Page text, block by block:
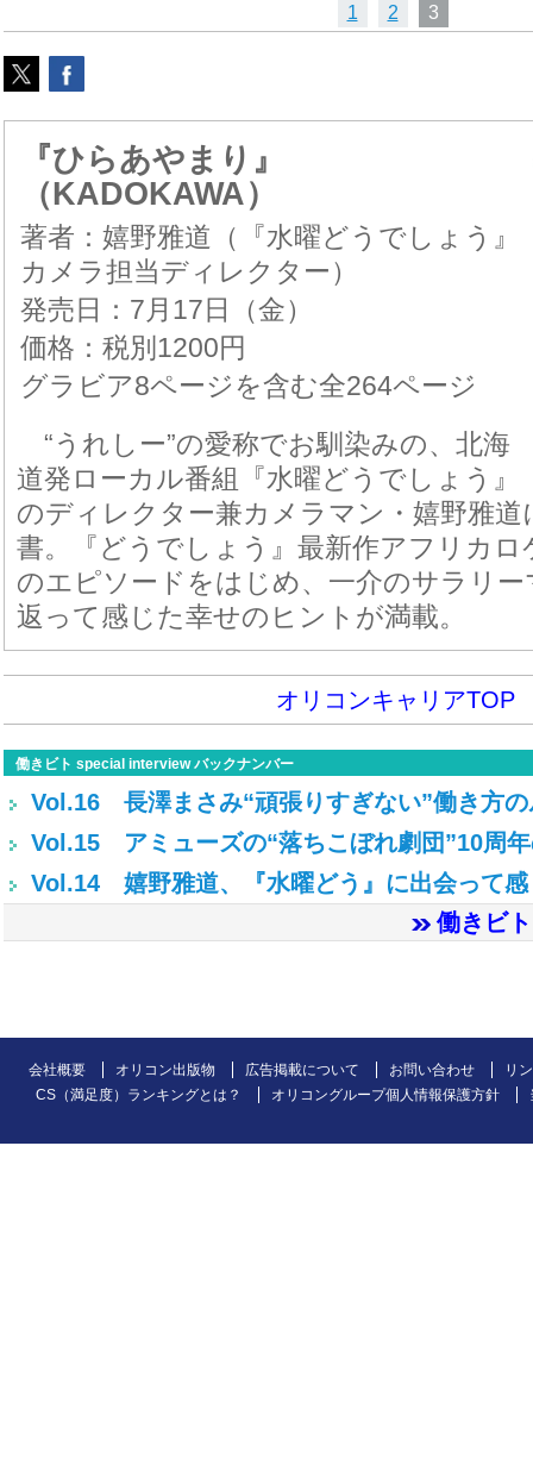
1 2 3
『ひらあやまり』
（KADOKAWA）
著者：嬉野雅道（『水曜どうでしょう』
カメラ担当ディレクター）
発売日：7月17日（金）
価格：税別1200円
グラビア8ページを含む全264ページ
“うれしー”の愛称でお馴染みの、北海
道発ローカル番組『水曜どうでしょう』
のディレクター兼カメラマン・嬉野雅道
書。『どうでしょう』最新作アフリカロ
のエピソードをはじめ、一介のサラリ
返って感じた幸せのヒントが満載。
オリコンキャリアTOP
働きビト special interview バックナンバー
Vol.16 長澤まさみ“頑張りすぎない”働き方の
Vol.15 アミューズの“落ちこぼれ劇団”10周
Vol.14 嬉野雅道、『水曜どう』に出会って感
働きビ
会社概要 オリコン出版物 広告掲載について お問い合わせ
リ
CS（満足度）ランキングとは？
オリコングループ個人情報保護方針